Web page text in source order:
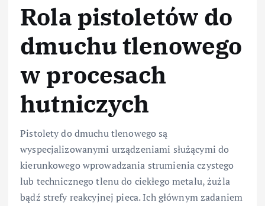
Rola pistoletów do
dmuchu tlenowego
w procesach
hutniczych
Pistolety do dmuchu tlenowego są
wyspecjalizowanymi urządzeniami służącymi do
kierunkowego wprowadzania strumienia czystego
lub technicznego tlenu do ciekłego metalu, żużla
bądź strefy reakcyjnej pieca. Ich głównym zadaniem